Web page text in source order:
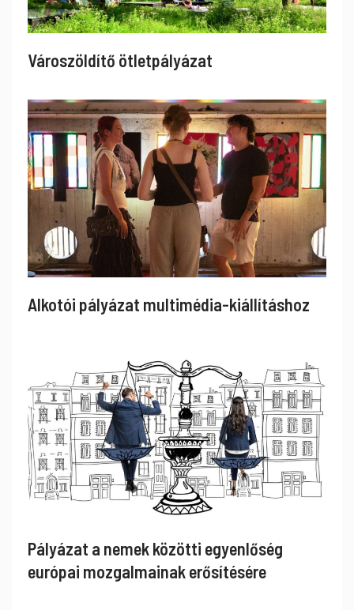
Városzöldítő ötletpályázat
Alkotói pályázat multimédia-kiállításhoz
Pályázat a nemek közötti egyenlőség
európai mozgalmainak erősítésére